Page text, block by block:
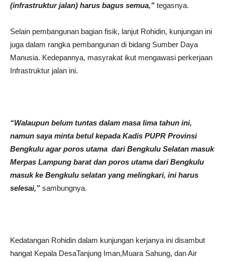
(infrastruktur jalan) harus bagus semua,” tegasnya.
Selain pembangunan bagian fisik, lanjut Rohidin, kunjungan ini
juga dalam rangka pembangunan di bidang Sumber Daya
Manusia. Kedepannya, masyrakat ikut mengawasi perkerjaan
Infrastruktur jalan ini.
“Walaupun belum tuntas dalam masa lima tahun ini,
namun saya minta betul kepada Kadis PUPR Provinsi
Bengkulu agar poros utama dari Bengkulu Selatan masuk
Merpas Lampung barat dan poros utama dari Bengkulu
masuk ke Bengkulu selatan yang melingkari, ini harus
selesai,” sambungnya.
Kedatangan Rohidin dalam kunjungan kerjanya ini disambut
hangat Kepala DesaTanjung Iman,Muara Sahung, dan Air